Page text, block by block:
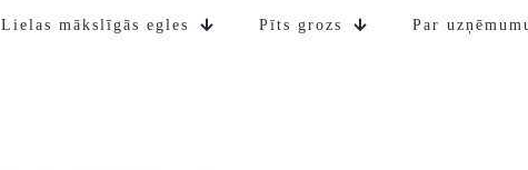
Lielas mākslīgās egles Pīts grozs Par